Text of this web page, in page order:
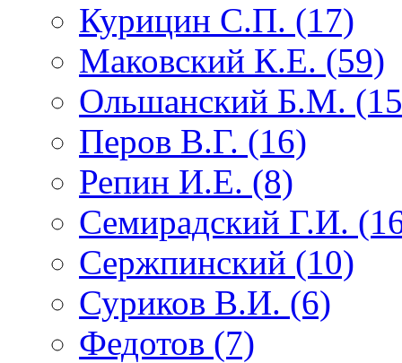
Курицин С.П. (17)
Маковский К.Е. (59)
Ольшанский Б.М.
Перов В.Г. (16)
Репин И.Е. (8)
Семирадский Г.И.
Сержпинский (10)
Суриков В.И. (6)
Федотов (7)